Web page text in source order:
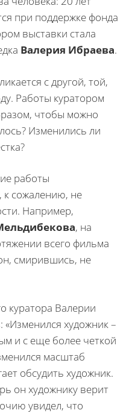
при поддержке фонда
выставки стала
Валерия Ибраева.
с другой, той,
Работы куратором
чтобы можно
Изменились ли
работы
к сожалению, не
Например,
, на
всего фильма
смирившись, не
куратора Валерии
художник –
и с еще более четкой
масштаб
обсудить художник.
он художнику верит
увидел, что